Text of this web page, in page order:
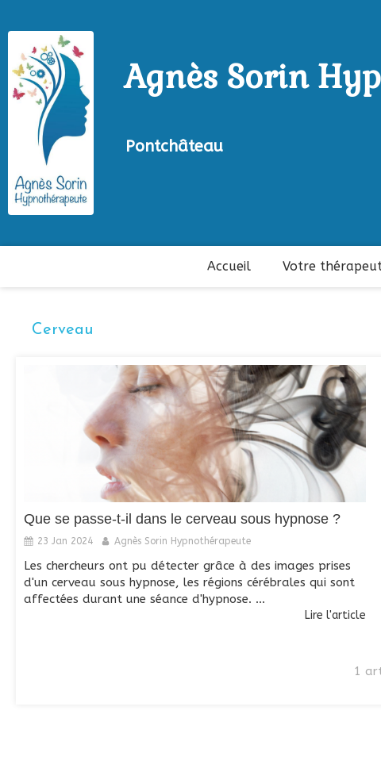
Agnès Sorin
Pontchâteau
Accueil Votre
Cerveau
Que se passe-t-il dans le cerveau sous hypnose ?
23 Jan 2024 Agnès Sorin Hypnothérapeute
Les chercheurs ont pu détecter grâce à des images prises
d'un cerveau sous hypnose, les régions cérébrales qui sont
affectées durant une séance d'hypnose. ...
Lire l'article
1